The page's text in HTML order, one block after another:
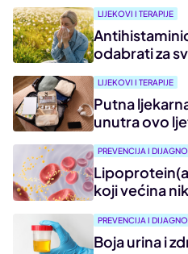
LIJEKOVI I TERAPIJE
odabrati za
LIJEKOVI I TERAPIJE
Putna
unutra ovo
PREVENCIJA I
koji većina
PREVENCIJA I
Boja urina i